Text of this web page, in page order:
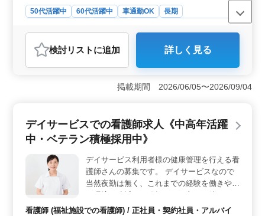
50代活躍中 60代活躍中 車通勤OK
長期
アルバイト・パート
おすすめポイント
＜安定した働きやすさ＞ この求人は中高年層に向けた
安定した働きやすい環境が整っています。完全週休二日
制で残業も少なめ、長期的なキャリア構築に適していま
職務内容は調剤や薬歴管理からOTC販売まで多岐にわた
ります。豊富な経験を活かしながら、様々な業務に携わ
自身の専門性を発揮できます。 ＜福利厚生とキャリ
アサポート＞ 福利厚生が充実しており、健康保険や薬
剤師賠償保険などが提供されています。また、アルバイ
ト・パートも選択可能で、キャリアステップに合わせた
柔軟な働き方ができます。
検討リスト に追加 詳しく見る
掲載期間 2026/06/05〜2026/09/04
デイサービスでの看護師求人《中高年活躍
中・ベテラン積極採用中》
デイサービス利用者様の健康管理を行える看
護師さんの募集です。 デイサービスなので
当然夜勤は無く、これまでの経験を働きやす
おります。 ・バイタルチェック ・配薬準
看護師 (福祉施設での看護師) / 正社員・契約社員・アルバイ